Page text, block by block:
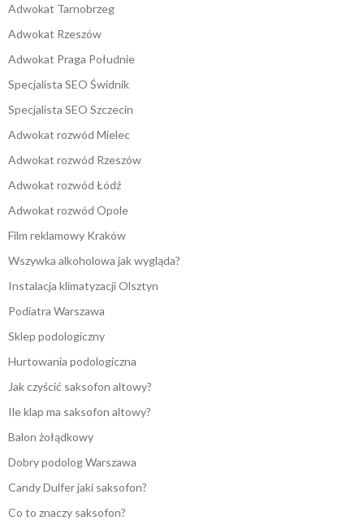
Adwokat Tarnobrzeg
Adwokat Rzeszów
Adwokat Praga Południe
Specjalista SEO Świdnik
Specjalista SEO Szczecin
Adwokat rozwód Mielec
Adwokat rozwód Rzeszów
Adwokat rozwód Łódź
Adwokat rozwód Opole
Film reklamowy Kraków
Wszywka alkoholowa jak wygląda?
Instalacja klimatyzacji Olsztyn
Podiatra Warszawa
Sklep podologiczny
Hurtowania podologiczna
Jak czyścić saksofon altowy?
Ile klap ma saksofon altowy?
Balon żołądkowy
Dobry podolog Warszawa
Candy Dulfer jaki saksofon?
Co to znaczy saksofon?